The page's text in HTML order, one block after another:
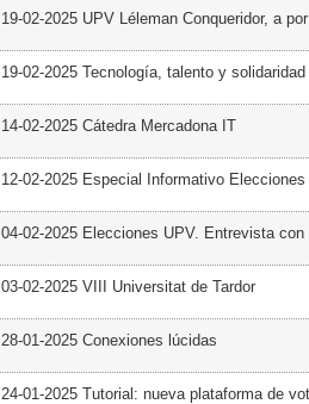
19-02-2025 UPV Léleman Conqueridor, a
19-02-2025 Tecnología, talento y
14-02-2025 Cátedra Mercadona IT
12-02-2025 Especial Informativo Elecciones
04-02-2025 Elecciones UPV. Entrevista con
03-02-2025 VIII Universitat de Tardor
28-01-2025 Conexiones lúcidas
24-01-2025 Tutorial: nueva plataforma de